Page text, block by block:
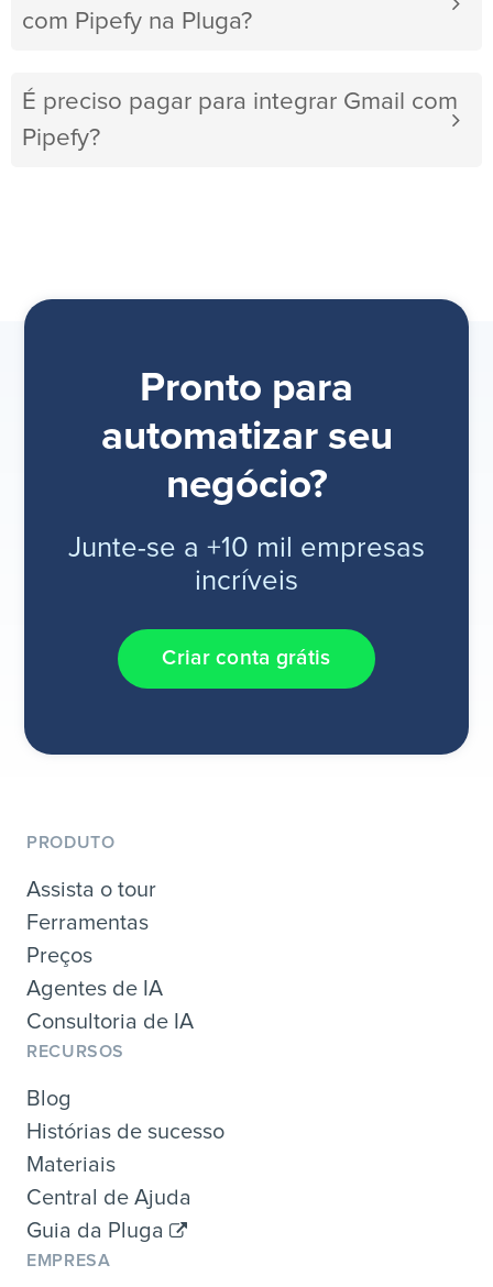
com Pipefy na Pluga?
É preciso pagar para integrar Gmail com
Pipefy?
Pronto para
automatizar seu
negócio?
Junte-se a +10 mil empresas
incríveis
Criar conta grátis
PRODUTO
Assista o tour
Ferramentas
Preços
Agentes de IA
Consultoria de IA
RECURSOS
Blog
Histórias de sucesso
Materiais
Central de Ajuda
Guia da Pluga
EMPRESA